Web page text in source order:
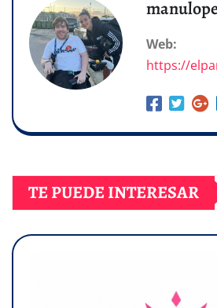
Web:
https://
TE PUEDE INTERESAR